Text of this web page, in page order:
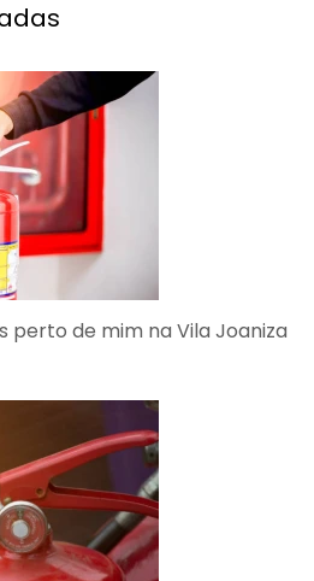
perto de mim na Vila Joaniza